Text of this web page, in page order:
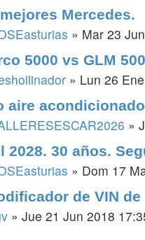
Mercedes.
» Mar 23
5000 vs GLM
» Lun 26
aire acondicionado
»
2028. 30 años.
» Dom 17
de VIN
» Jue 21 Jun 2018